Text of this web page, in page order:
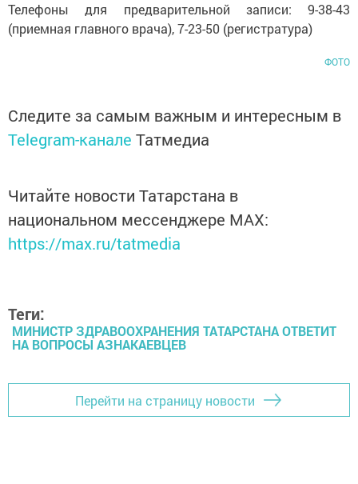
Телефоны для предварительной записи: 9-38-43
(приемная главного врача), 7-23-50 (регистратура)
ФОТО
Следите за самым важным и интересным в
Telegram-канале Татмедиа
Читайте новости Татарстана в
национальном мессенджере MАХ:
https://max.ru/tatmedia
Теги:
МИНИСТР ЗДРАВООХРАНЕНИЯ ТАТАРСТАНА ОТВЕТИТ
НА ВОПРОСЫ АЗНАКАЕВЦЕВ
Перейти на страницу новости